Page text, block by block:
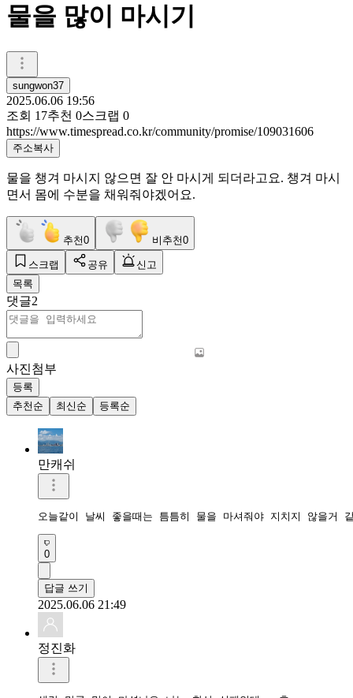
물을 많이 마시기
sungwon37
2025.06.06 19:56
조회 17추천 0스크랩 0
https://www.timespread.co.kr/community/promise/109031606
주소복사
물을 챙겨 마시지 않으면 잘 안 마시게 되더라고요. 챙겨 마시
면서 몸에 수분을 채워줘야겠어요.
추천0 비추천0
스크랩 공유
신고
목록
댓글2
사진첨부
등록
추천순
최신순 등록순
만캐쉬
오늘같이 날씨 좋을때는 틈틈히 물을 마셔줘야 지치지 않을
0
답글 쓰기
2025.06.06 21:49
정진화